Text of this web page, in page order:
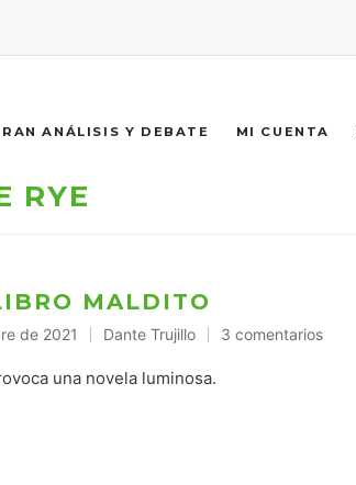
ANÁLISIS Y DEBATE MI CUENTA
RYE
MALDITO
de 2021
Publicado
en
Dante Trujillo 3 comentarios
una novela luminosa.